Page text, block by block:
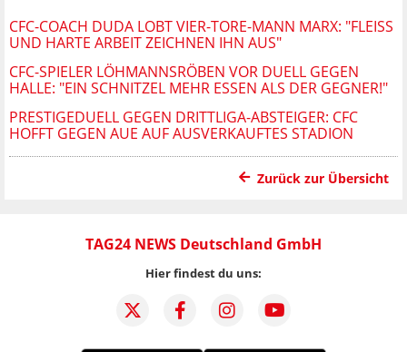
CFC-COACH DUDA LOBT VIER-TORE-MANN MARX: "FLEISS U
ND HARTE ARBEIT ZEICHNEN IHN AUS"
CFC-SPIELER LÖHMANNSRÖBEN VOR DUELL GEGEN
HALLE: "EIN SCHNITZEL MEHR ESSEN ALS DER GEGNER!"
PRESTIGEDUELL GEGEN DRITTLIGA-ABSTEIGER: CFC
HOFFT GEGEN AUE AUF AUSVERKAUFTES STADION
Zurück zur Übersicht
TAG24 NEWS Deutschland GmbH
Hier findest du uns: